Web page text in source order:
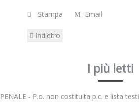
Stampa Email
Indietro
I più letti
PENALE - P.o. non costituita p.c. e lista testi